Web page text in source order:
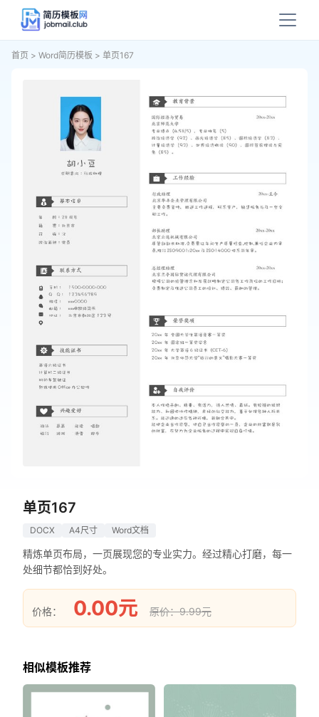
首页 > Word简历模板 > 单页167
单页167
DOCX A4尺寸 Word文档
精炼单页布局，一页展现您的专业实力。经过精心打磨，每一
处细节都恰到好处。
价格： 0.00元 原价：9.99元
相似模板推荐